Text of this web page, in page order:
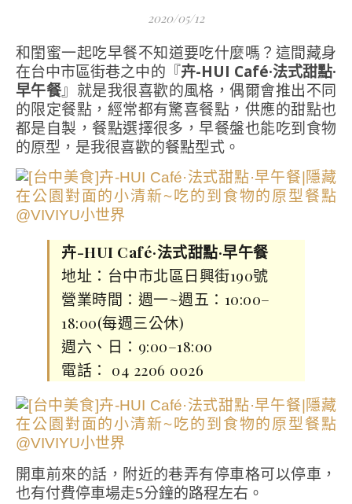
2020/05/12
和閨蜜一起吃早餐不知道要吃什麼嗎？這間藏身
在台中市區街巷之中的『卉-HUI Café·法式甜點·
早午餐』就是我很喜歡的風格，偶爾會推出不同
的限定餐點，經常都有驚喜餐點，供應的甜點也
都是自製，餐點選擇很多，早餐盤也能吃到食物
的原型，是我很喜歡的餐點型式。
卉-HUI Café·法式甜點·早午餐
地址：台中市北區日興街190號
營業時間：週一~週五：10:00–
18:00(每週三公休)
週六、日：9:00–18:00
電話： 04 2206 0026
開車前來的話，附近的巷弄有停車格可以停車，
也有付費停車場走5分鐘的路程左右。